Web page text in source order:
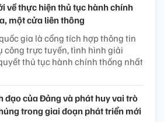
về thực hiện thủ tục hành chính
một cửa liên thông
gia là cổng tích hợp thông tin
công trực tuyến, tình hình giải
thủ tục hành chính thống nhất
đạo của Đảng và phát huy vai trò
trong giai đoạn phát triển mới